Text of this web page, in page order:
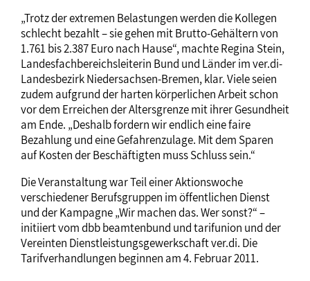
„Trotz der extremen Belastungen werden die Kollegen
schlecht bezahlt – sie gehen mit Brutto-Gehältern von
1.761 bis 2.387 Euro nach Hause“, machte Regina Stein,
Landesfachbereichsleiterin Bund und Länder im ver.di-
Landesbezirk Niedersachsen-Bremen, klar. Viele seien
zudem aufgrund der harten körperlichen Arbeit schon
vor dem Erreichen der Altersgrenze mit ihrer Gesundheit
am Ende. „Deshalb fordern wir endlich eine faire
Bezahlung und eine Gefahrenzulage. Mit dem Sparen
auf Kosten der Beschäftigten muss Schluss sein.“
Die Veranstaltung war Teil einer Aktionswoche
verschiedener Berufsgruppen im öffentlichen Dienst
und der Kampagne „Wir machen das. Wer sonst?“ –
initiiert vom dbb beamtenbund und tarifunion und der
Vereinten Dienstleistungsgewerkschaft ver.di. Die
Tarifverhandlungen beginnen am 4. Februar 2011.